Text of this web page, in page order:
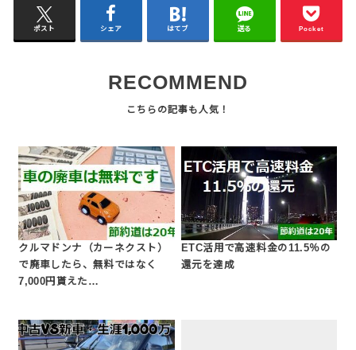
ポスト シェア はてブ 送る Pocket
RECOMMEND
クルマドンナ（カーネクスト）
で廃車したら、無料ではなく
7,000円貰えた…
ETC活用で高速料金の11.5％の
還元を達成